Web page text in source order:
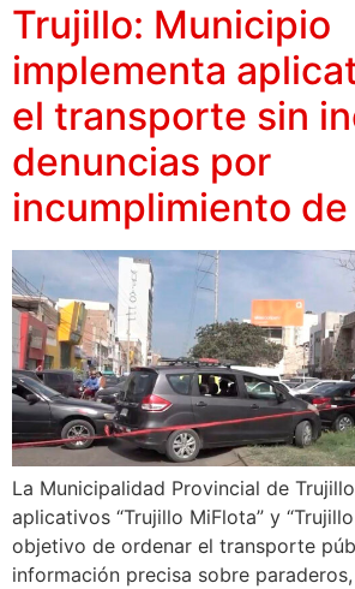
Trujillo: Municipio
implementa
el transporte sin
denuncias por
incumplimiento
La Municipalidad Provincial de
aplicativos “Trujillo MiFlota” y
objetivo de ordenar el transporte
información precisa sobre